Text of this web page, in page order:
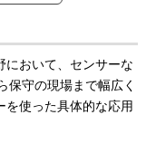
おいて、センサーな
保守の現場まで幅広く
を使った具体的な応用